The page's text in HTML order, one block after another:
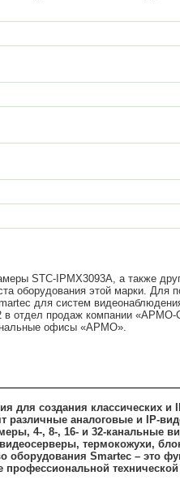
STC-IPMX3093A, а также
оборудования этой марки. Для
для систем
в отдел продаж компании
офисы «АРМО».
для создания классических и
различные аналоговые и IP-
4-, 8-, 16- и 32-канальные
термокожухи,
оборудования Smartec – это
профессиональной